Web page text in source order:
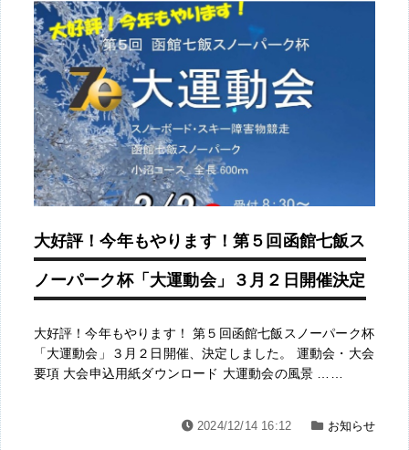
大好評！今年もやります！第５回函館七飯ス
ノーパーク杯「大運動会」３月２日開催決定
大好評！今年もやります！ 第５回函館七飯スノーパーク杯
「大運動会」３月２日開催、決定しました。 運動会・大会
要項 大会申込用紙ダウンロード 大運動会の風景 ……
2024/12/14 16:12 お知らせ